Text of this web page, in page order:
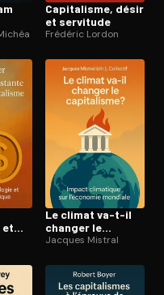
sur le code. C'est gratuit à
Capitalisme, désir
et servitude
Frédéric Lordon
et
Le climat va-t-il
changer le
capitalisme ?
Jacques Mistral